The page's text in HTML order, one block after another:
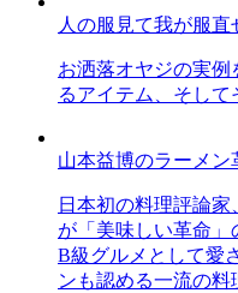
人の服見て我が服直
お洒落オヤジの実
るアイテム、そして
山本益博のラーメン
日本初の料理評論
が「美味しい革命」
B級グルメとして愛
ンも認める一流の料